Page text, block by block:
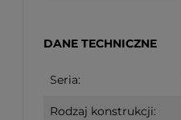
DANE TECHNICZNE
Seria:
Rodzaj konstrukcji: